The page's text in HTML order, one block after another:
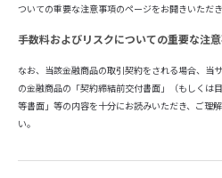
ついての重要な注意事項のページをお開きいただ
手数料およびリスクについての重要な注
なお、当該金融商品の取引契約をされる場合、当
の金融商品の「契約締結前交付書面」（もしくは
等書面」等の内容を十分にお読みいただき、ご理
い。